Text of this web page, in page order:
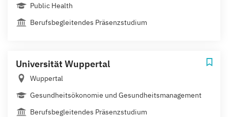
Public Health
Berufsbegleitendes Präsenzstudium
Universität Wuppertal
Wuppertal
Gesundheitsökonomie und Gesundheitsmanagement
Berufsbegleitendes Präsenzstudium